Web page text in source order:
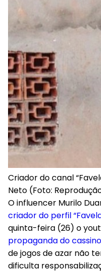
Criador do canal
Neto (Foto:
O influencer Murilo
criador do perfil
quinta-feira (26) o
propaganda do
de jogos de azar não
dificulta